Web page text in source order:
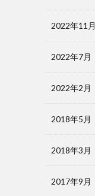
2022年11月
2022年7月
2022年2月
2018年5月
2018年3月
2017年9月